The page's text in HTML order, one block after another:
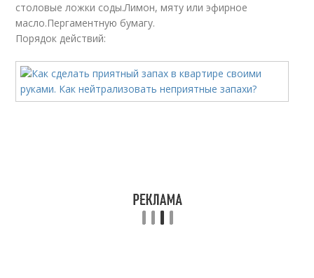
столовые ложки соды.Лимон, мяту или эфирное
масло.Пергаментную бумагу.
Порядок действий: